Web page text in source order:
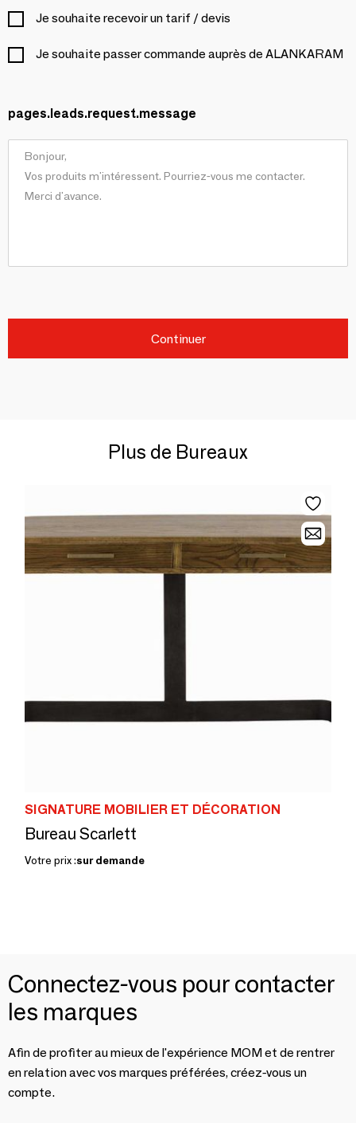
Je souhaite recevoir un tarif / devis
Je souhaite passer commande auprès de ALANKARAM
pages.leads.request.message
Continuer
Plus de Bureaux
SIGNATURE MOBILIER ET DÉCORATION
Bureau Scarlett
Votre prix :sur demande
Connectez-vous pour contacter
les marques
Afin de profiter au mieux de l'expérience MOM et de rentrer
en relation avec vos marques préférées, créez-vous un
compte.